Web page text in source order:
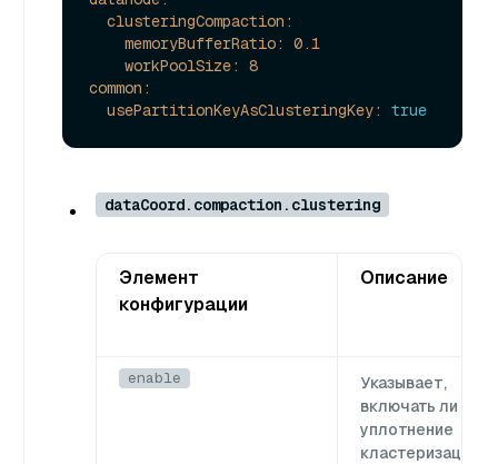
clusteringCompaction:
memoryBufferRatio:
0.1
workPoolSize:
8
common:
usePartitionKeyAsClusteringKey:
true
dataCoord.compaction.clustering
Элемент
конфигурации
Описание
enable
Указывает,
включать ли
уплотнение
кластеризации.